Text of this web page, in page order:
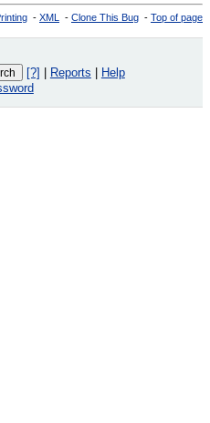
- XML - Clone This Bug - Top of page
[?] Reports
Help